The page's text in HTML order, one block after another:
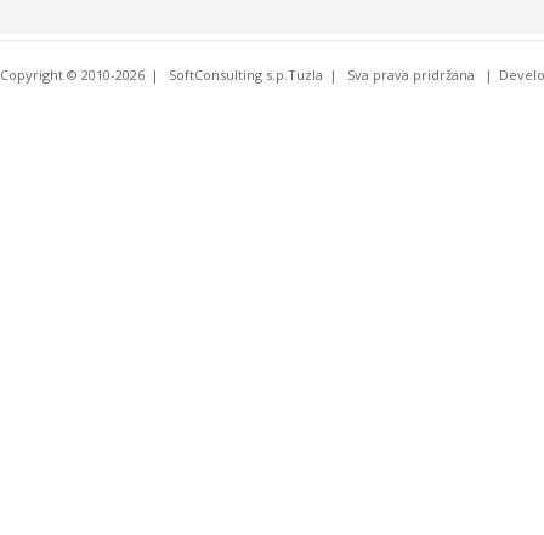
Copyright © 2010-2026 SoftConsulting s.p.Tuzla Sva prava pridržana